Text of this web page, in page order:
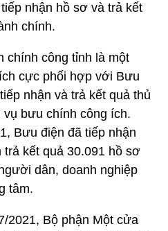
nhận hồ sơ và trả kết
chính.
chính công tỉnh là một
cực phối hợp với Bưu
nhận và trả kết quả thủ
bưu chính công ích.
Bưu điện đã tiếp nhận
trả kết quả 30.091 hồ sơ
dân, doanh nghiệp
tâm.
2021, Bộ phận Một cửa